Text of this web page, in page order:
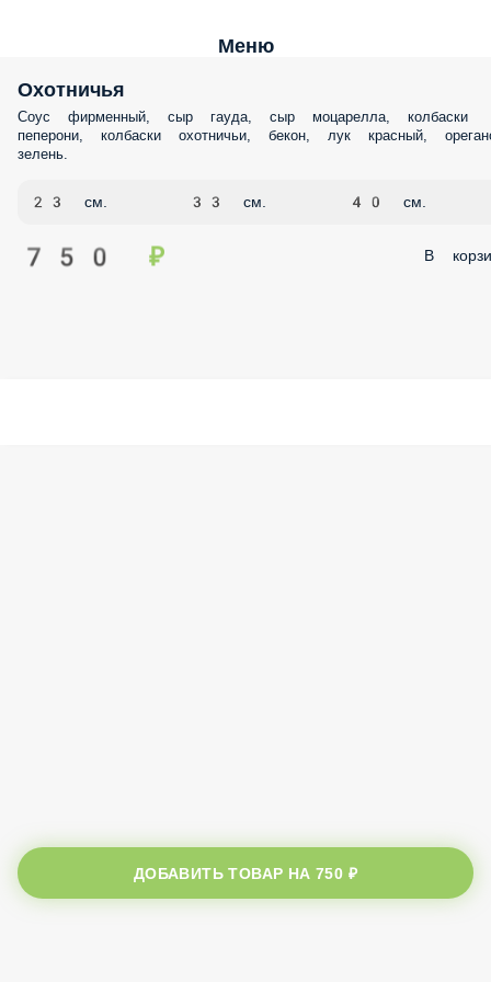
Меню
Охотничья
Соус фирменный, сыр гауда, сыр моцарелла, колбаски
пеперони, колбаски охотничьи, бекон, лук красный,
зелень.
23 см. 33 см. 40 см.
750 ₽ В
ДОБАВИТЬ ТОВАР НА750 ₽